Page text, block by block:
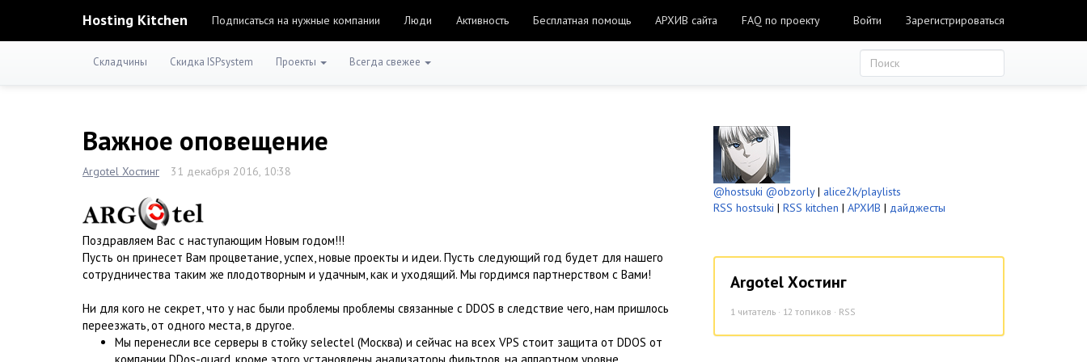
Hosting Kitchen Подписаться на нужные компании Люди Активность Бесплатная помощь АРХИВ сайта FAQ по проекту Войти Зарегистрироваться
Складчины Скидка ISPsystem Проекты Всегда свежее
Важное оповещение
Argotel Хостинг 31 декабря 2016, 10:38
Поздравляем Вас с наступающим Новым годом!!!
Пусть он принесет Вам процветание, успех, новые проекты и идеи. Пусть следующий год будет для нашего
сотрудничества таким же плодотворным и удачным, как и уходящий. Мы гордимся партнерством с Вами!
Ни для кого не секрет, что у нас были проблемы проблемы связанные с DDOS в следствие чего, нам пришлось
переезжать, от одного места, в другое.
Мы перенесли все серверы в стойку selectel (Москва) и сейчас на всех VPS стоит защита от DDOS от
@hostsuki @obzorly| alice2k/playlists
RSS hostsuki | RSS kitchen | АРХИВ | дайджесты
Argotel Хостинг
1 читатель · 12 топиков · RSS